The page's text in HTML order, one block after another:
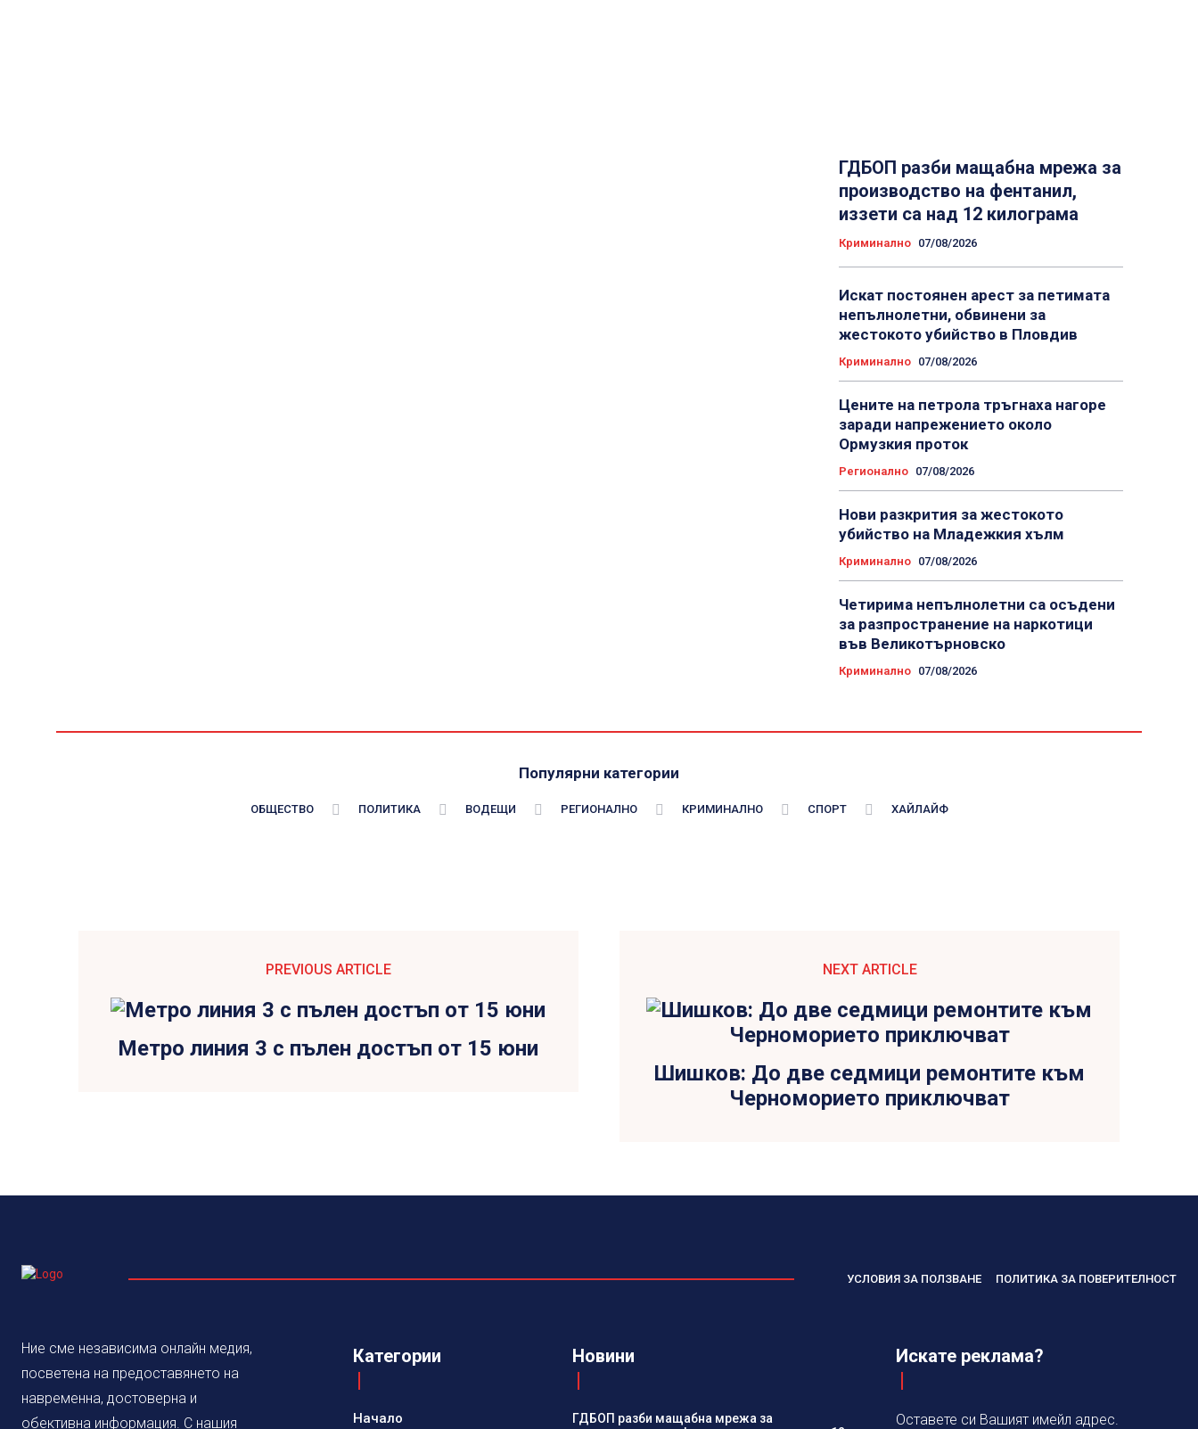
ГДБОП разби мащабна мрежа за
производство на фентанил,
иззети са над 12 килограма
Криминално 07/08/2026
Искат постоянен арест за петимата
непълнолетни, обвинени за
жестокото убийство в Пловдив
Криминално 07/08/2026
Цените на петрола тръгнаха нагоре
заради напрежението около
Ормузкия проток
Регионално 07/08/2026
Нови разкрития за жестокото
убийство на Младежкия хълм
Криминално 07/08/2026
Четирима непълнолетни са осъдени
за разпространение на наркотици
във Великотърновско
Криминално 07/08/2026
Популярни категории
ОБЩЕСТВО ПОЛИТИКА ВОДЕЩИ РЕГИОНАЛНО КРИМИНАЛНО СПОРТ ХАЙЛАЙФ
PREVIOUS ARTICLE
Метро линия 3 с пълен достъп от 15 юни
NEXT ARTICLE
Шишков: До две седмици ремонтите към
Черноморието приключват
УСЛОВИЯ ЗА ПОЛЗВАНЕ ПОЛИТИКА ЗА ПОВЕРИТЕЛНОСТ
Ние сме независима онлайн медия,
посветена на предоставянето на
навременна, достоверна и
обективна информация. С нашия
Категории
Начало
Новини
ГДБОП разби мащабна мрежа за
Искате реклама?
Оставете си Вашият имейл адрес.